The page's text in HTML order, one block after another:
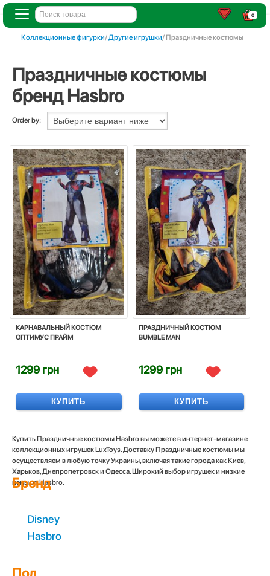
0
Коллекционные фигурки/Другие игрушки/ Праздничные костюмы
Праздничные костюмы
бренд Hasbro
Order by:
КАРНАВАЛЬНЫЙ КОСТЮМ
ОПТИМУС ПРАЙМ
1299 грн
КУПИТЬ
ПРАЗДНИЧНЫЙ КОСТЮМ
BUMBLE MAN
1299 грн
КУПИТЬ
Купить Праздничные костюмы Hasbro вы можете в интернет-магазине
коллекционных игрушек LuxToys. Доставку Праздничные костюмы мы
осуществляем в любую точку Украины, включая такие города как Киев,
Харьков, Днепропетровск и Одесса. Широкий выбор игрушек и низкие
цены от Hasbro.
Бренд
Disney
Hasbro